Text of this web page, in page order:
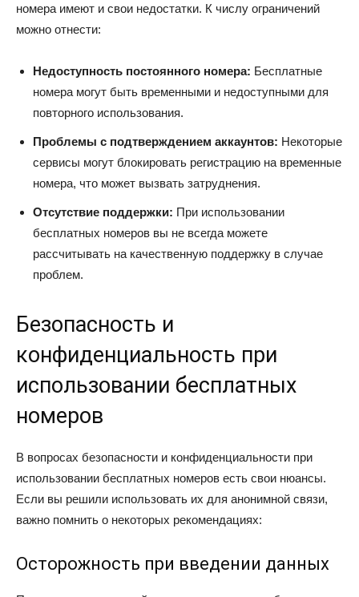
номера имеют и свои недостатки. К числу ограничений
можно отнести:
Недоступность постоянного номера: Бесплатные
номера могут быть временными и недоступными для
повторного использования.
Проблемы с подтверждением аккаунтов: Некоторые
сервисы могут блокировать регистрацию на временные
номера, что может вызвать затруднения.
Отсутствие поддержки: При использовании
бесплатных номеров вы не всегда можете
рассчитывать на качественную поддержку в случае
проблем.
Безопасность и
конфиденциальность при
использовании бесплатных
номеров
В вопросах безопасности и конфиденциальности при
использовании бесплатных номеров есть свои нюансы.
Если вы решили использовать их для анонимной связи,
важно помнить о некоторых рекомендациях:
Осторожность при введении данных